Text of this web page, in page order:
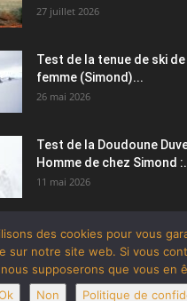
27 juillet 2026
Test de la tenue de ski
femme (Simond)...
26 mai 2026
Test de la Doudoune
Homme de chez Simond
11 mai 2026
des cookies pour vous
sur notre site web. Si vous
supposerons que vous en
Non Politique de